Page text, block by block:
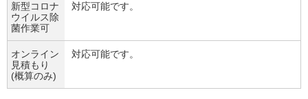
新型コロナ
ウイルス除
菌作業可
対応可能です。
オンライン
見積もり
(概算のみ)
対応可能です。